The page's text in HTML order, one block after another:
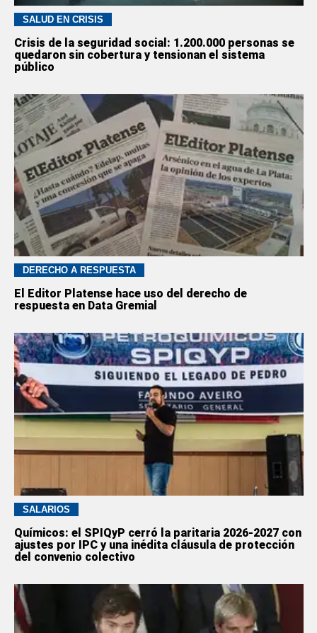
SALUD EN CRISIS
Crisis de la seguridad social: 1.200.000 personas se
quedaron sin cobertura y tensionan el sistema
público
DERECHO A RESPUESTA
El Editor Platense hace uso del derecho de
respuesta en Data Gremial
SALARIOS
Químicos: el SPIQyP cerró la paritaria 2026-2027 con
ajustes por IPC y una inédita cláusula de protección
del convenio colectivo